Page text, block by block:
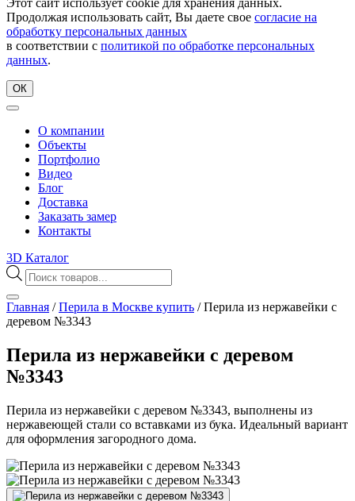
Этот сайт использует cookie для хранения данных.
Продолжая использовать сайт, Вы даете свое согласие на
обработку персональных данных
в соответствии с политикой по обработке персональных
данных.
ОК
О компании
Объекты
Портфолио
Видео
Блог
Доставка
Заказать замер
Контакты
3D Каталог
Поиск
товаров
Главная /Перила в Москве купить /Перила из нержавейки с
деревом №3343
Перила из нержавейки с деревом
№3343
Перила из нержавейки с деревом №3343, выполнены из
нержавеющей стали со вставками из бука. Идеальный вариант
для оформления загородного дома.